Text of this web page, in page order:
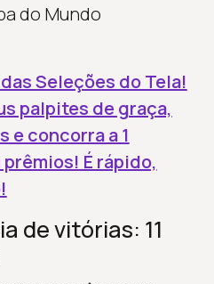
do Mundo
Seleções do Tela!
palpites de graça,
e concorra a 1
É rápido,
de vitórias: 11